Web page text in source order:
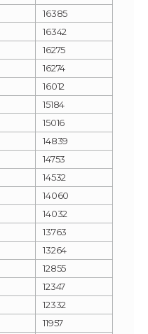
16385
16342
16275
16274
16012
15184
15016
14839
14753
14532
14060
14032
13763
13264
12855
12347
12332
11957